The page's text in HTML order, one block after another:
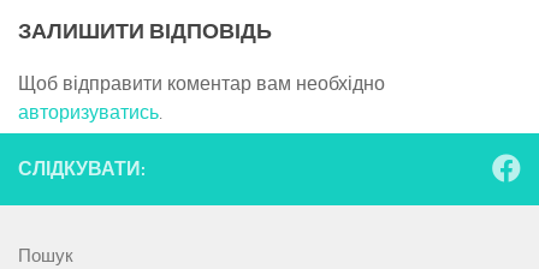
ЗАЛИШИТИ ВІДПОВІДЬ
Щоб відправити коментар вам необхідно
авторизуватись.
СЛІДКУВАТИ:
Пошук